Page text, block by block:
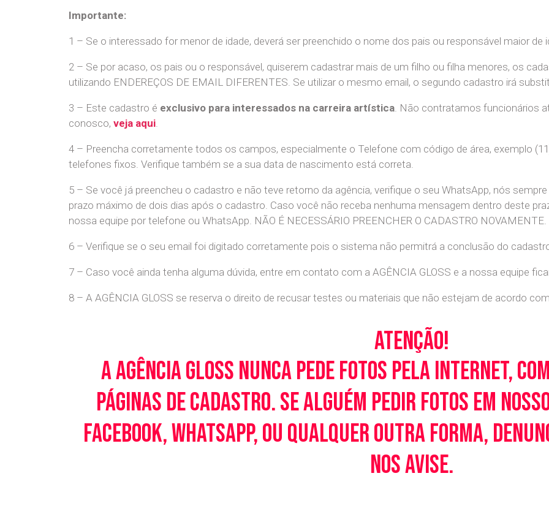
Importante:
1 – Se o interessado for menor de idade, deverá ser preenchido o nome dos pais ou responsável maior de
2 – Se por acaso, os pais ou o responsável, quiserem cadastrar mais de um filho ou filha menores, os
utilizando ENDEREÇOS DE EMAIL DIFERENTES. Se utilizar o mesmo email, o segundo cadastro irá
3 – Este cadastro é exclusivo para interessados na carreira artística . Não contratamos funcionários
conosco, veja aqui
4 – Preencha corretamente todos os campos, especialmente o Telefone com código de área, exemplo
telefones fixos. Verifique também se a sua data de nascimento está correta.
5 – Se você já preencheu o cadastro e não teve retorno da agência, verifique o seu WhatsApp, nós
prazo máximo de dois dias após o cadastro. Caso você não receba nenhuma mensagem dentro deste
nossa equipe por telefone ou WhatsApp. NÃO É NECESSÁRIO PREENCHER O CADASTRO NOVAMENTE.
6 – Verifique se o seu email foi digitado corretamente pois o sistema não permitrá a conclusão do
7 – Caso você ainda tenha alguma dúvida, entre em contato com a AGÊNCIA GLOSS e a nossa equipe
8 – A AGÊNCIA GLOSS se reserva o direito de recusar testes ou materiais que não estejam de acordo
Atenção!
A Agência Gloss nunca pede fotos pela Internet,
páginas de cadastro. Se alguém pedir fotos em
Facebook, WhatsApp, ou qualquer outra forma,
nos avise.